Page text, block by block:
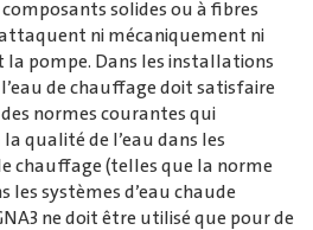
solides ou à fibres
ni mécaniquement ni
pompe. Dans les installations
de chauffage doit satisfaire
normes courantes qui
qualité de l’eau dans les
chauffage (telles que la norme
les systèmes d’eau chaude
ne doit être utilisé que pour de